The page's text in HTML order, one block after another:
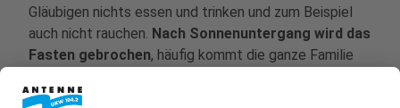
Gläubigen nichts essen und trinken und zum Beispiel
auch nicht rauchen. Nach Sonnenuntergang wird das
Fasten gebrochen, häufig kommt die ganze Familie
gemeinsam.